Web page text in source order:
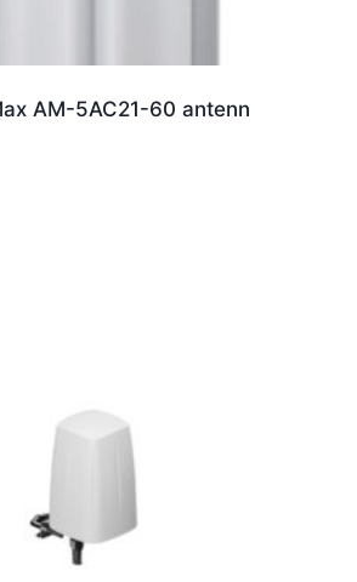
AM-5AC21-60 antenn